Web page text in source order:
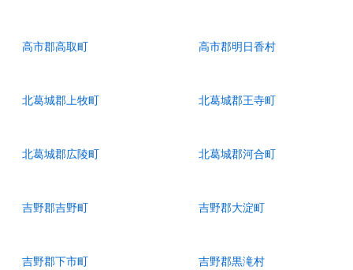
高市郡高取町 高市郡明日香村
北葛城郡上牧町 北葛城郡王寺町
北葛城郡広陵町 北葛城郡河合町
吉野郡吉野町 吉野郡大淀町
吉野郡下市町 吉野郡黒滝村